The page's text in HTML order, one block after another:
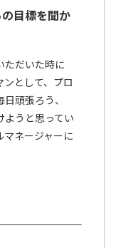
目標を聞か
ただいた時に
として、プロ
頑張ろう、
ようと思ってい
マネージャーに